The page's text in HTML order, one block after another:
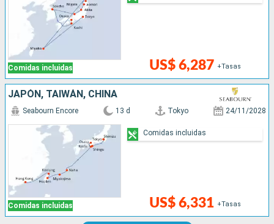
Comidas incluidas US$ 6,287 +Tasas
JAPÓN, TAIWÁN, CHINA
Comidas incluidas
Seabourn Encore 13 d Tokyo 24/11/2028
US$ 6,331 +Tasas
Comidas incluidas